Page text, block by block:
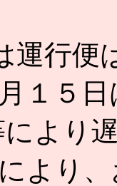
行便
１５
より
より